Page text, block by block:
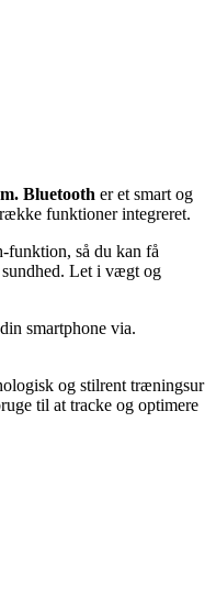
Bluetooth er et smart og
funktioner integreret.
funktion, så du kan få
Let i vægt og
smartphone via.
og stilrent træningsur
til at tracke og optimere